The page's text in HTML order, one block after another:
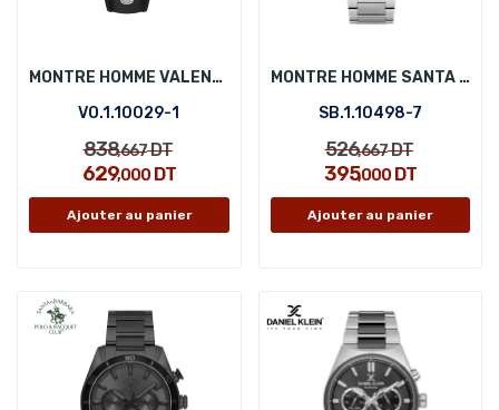
MONTRE HOMME VALENTINO ORLANDI VO.1.10029-1
VO.1.10029-1
838,667DT
629,000DT
Ajouter au panier
MONTRE HOMME SANTA BARBARA POLO SB.1.10498-7
SB.1.10498-7
526,667DT
395,000DT
Ajouter au panier